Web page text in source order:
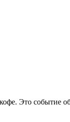
Это событие